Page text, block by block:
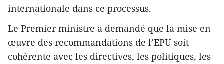
internationale dans ce processus.
Le Premier ministre a demandé que la mise en
œuvre des recommandations de l’EPU soit
cohérente avec les directives, les politiques, les